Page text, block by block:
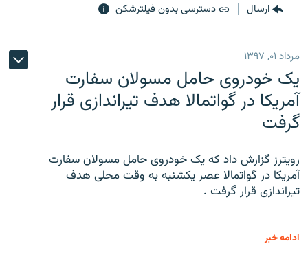
ارسال دسترسی بدون فیلترشکن
مرداد ۰۱, ۱۳۹۷
یک خودروی حامل مسولان سفارت
آمریکا در گواتمالا هدف تیراندازی قرار
گرفت
رویترز گزارش داد که یک خودروی حامل مسولان سفارت
آمریکا در گواتمالا عصر یکشنبه به وقت محلی هدف
تیراندازی قرار گرفت .
ادامه خبر